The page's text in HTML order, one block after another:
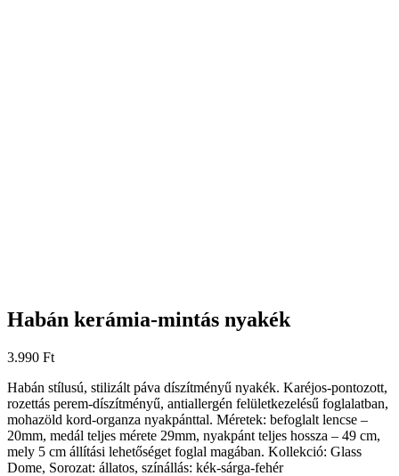
Habán kerámia-mintás nyakék
3.990 Ft
Habán stílusú, stilizált páva díszítményű nyakék. Karéjos-pontozott,
rozettás perem-díszítményű, antiallergén felületkezelésű foglalatban,
mohazöld kord-organza nyakpánttal. Méretek: befoglalt lencse –
20mm, medál teljes mérete 29mm, nyakpánt teljes hossza – 49 cm,
mely 5 cm állítási lehetőséget foglal magában. Kollekció: Glass
Dome, Sorozat: állatos, színállás: kék-sárga-fehér